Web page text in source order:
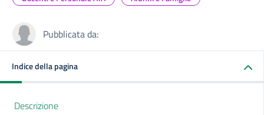
Pubblicata da:
Indice della pagina
Descrizione